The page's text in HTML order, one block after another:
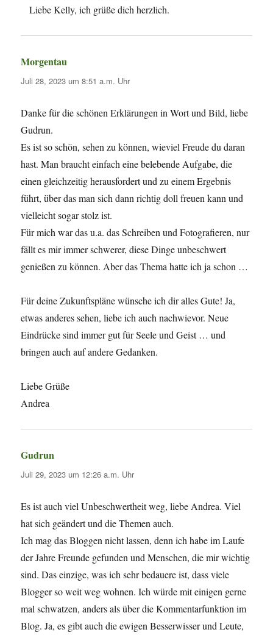
Liebe Kelly, ich grüße dich herzlich.
Morgentau
Juli 28, 2023 um 8:51 a.m. Uhr
Danke für die schönen Erklärungen in Wort und Bild, liebe
Gudrun.
Es ist so schön, sehen zu können, wieviel Freude du daran
hast. Man braucht einfach eine belebende Aufgabe, die
einen gleichzeitig herausfordert und zu einem Ergebnis
führt, über das man sich dann richtig doll freuen kann und
vielleicht sogar stolz ist.
Für mich war das u.a. das Schreiben und Fotografieren, nur
fällt es mir immer schwerer, diese Dinge unbeschwert
genießen zu können. Aber das Thema hatte ich ja schon …
Für deine Zukunftspläne wünsche ich dir alles Gute! Ja,
etwas anderes sehen, liebe ich auch nachwievor. Neue
Eindrücke sind immer gut für Seele und Geist … und
bringen auch auf andere Gedanken.
Liebe Grüße
Andrea
Gudrun
Juli 29, 2023 um 12:26 a.m. Uhr
Es ist auch viel Unbeschwertheit weg, liebe Andrea. Viel
hat sich geändert und die Themen auch.
Ich mag das Bloggen nicht lassen, denn ich habe im Laufe
der Jahre Freunde gefunden und Menschen, die mir wichtig
sind. Das einzige, was ich sehr bedauere ist, dass viele
Blogger so weit weg wohnen. Ich würde mit einigen gerne
mal schwatzen, anders als über die Kommentarfunktion im
Blog. Ja, es gibt auch die ewigen Besserwisser und Leute,